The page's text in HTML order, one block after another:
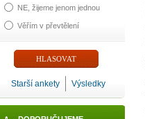
NE, žijeme jenom jednou
Věřím v převtělení
Starší ankety Výsledky